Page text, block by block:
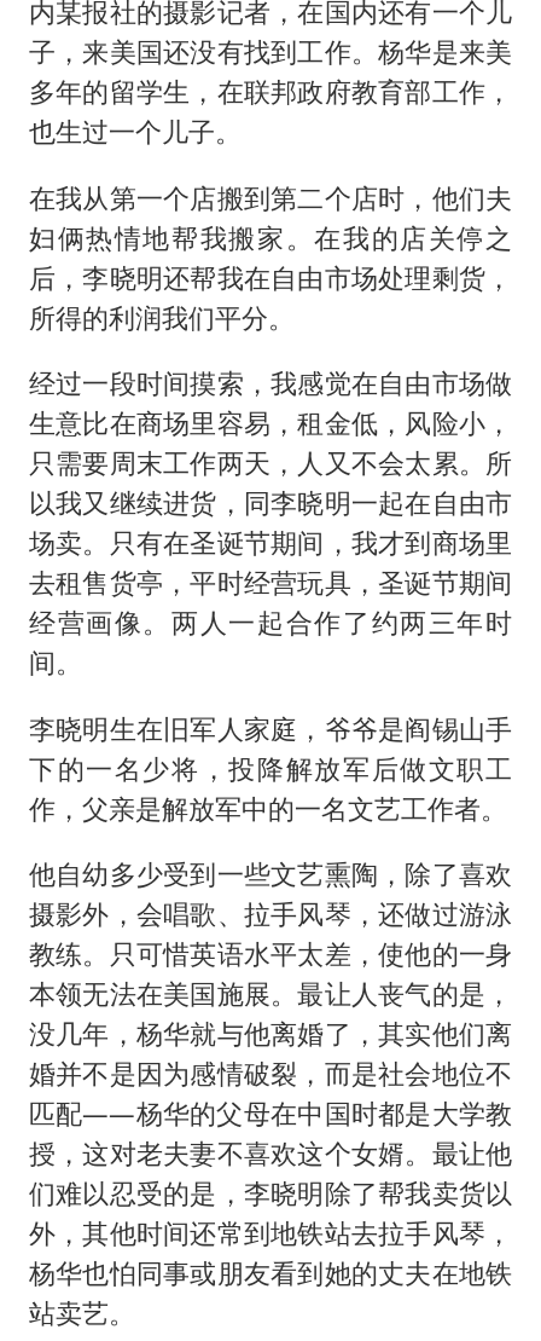
内某报社的摄影记者，在国内还有一个儿
子，来美国还没有找到工作。杨华是来美
多年的留学生，在联邦政府教育部工作，
也生过一个儿子。
在我从第一个店搬到第二个店时，他们夫
妇俩热情地帮我搬家。在我的店关停之
后，李晓明还帮我在自由市场处理剩货，
所得的利润我们平分。
经过一段时间摸索，我感觉在自由市场做
生意比在商场里容易，租金低，风险小，
只需要周末工作两天，人又不会太累。所
以我又继续进货，同李晓明一起在自由市
场卖。只有在圣诞节期间，我才到商场里
去租售货亭，平时经营玩具，圣诞节期间
经营画像。两人一起合作了约两三年时
间。
李晓明生在旧军人家庭，爷爷是阎锡山手
下的一名少将，投降解放军后做文职工
作，父亲是解放军中的一名文艺工作者。
他自幼多少受到一些文艺熏陶，除了喜欢
摄影外，会唱歌、拉手风琴，还做过游泳
教练。只可惜英语水平太差，使他的一身
本领无法在美国施展。最让人丧气的是，
没几年，杨华就与他离婚了，其实他们离
婚并不是因为感情破裂，而是社会地位不
匹配——杨华的父母在中国时都是大学教
授，这对老夫妻不喜欢这个女婿。最让他
们难以忍受的是，李晓明除了帮我卖货以
外，其他时间还常到地铁站去拉手风琴，
杨华也怕同事或朋友看到她的丈夫在地铁
站卖艺。